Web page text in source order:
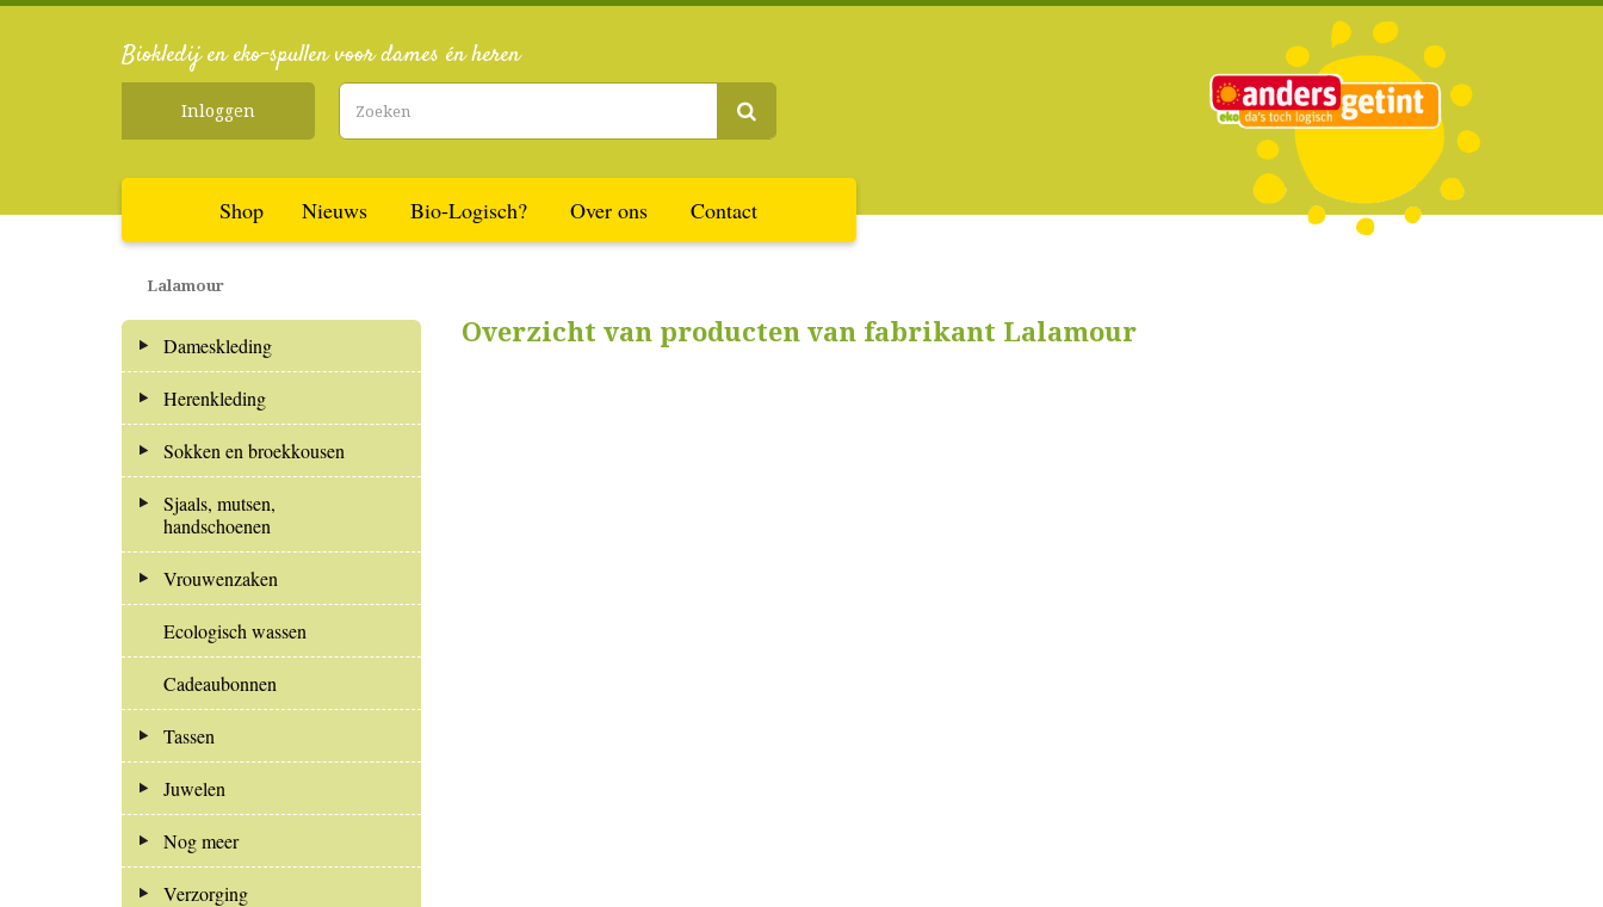
Biokledij en eko-spullen voor dames én heren
Inloggen
Shop Nieuws Bio-Logisch? Over ons Contact
Lalamour
Overzicht van producten van fabrikant Lalamour
Dameskleding
Herenkleding
Sokken en broekkousen
Sjaals, mutsen,
handschoenen
Vrouwenzaken
Ecologisch wassen
Cadeaubonnen
Tassen
Juwelen
Nog meer
Verzorging